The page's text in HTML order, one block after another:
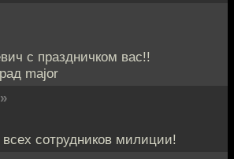
с праздничком вас!!
major
»
сотрудников милиции!